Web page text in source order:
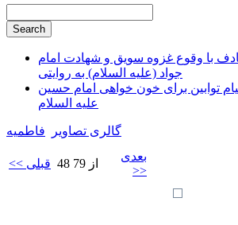
با وقوع غزوه سویق و شهادت امام
جواد (علیه السلام) به روایتی
قیام توابین برای خون خواهی امام حسین
علیه السلام
گالری تصاویر فاطميه
<< قبلی 48 از 79
بعدی
>>